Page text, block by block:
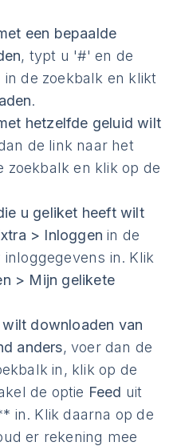
een bepaalde
, typt u '#' en de
de zoekbalk en klikt
.
hetzelfde geluid wilt
de link naar het
zoekbalk en klik op de
u geliket heeft wilt
> Inloggen in de
in. Klik
> Mijn gelikete
downloaden van
anders, voer dan de
in, klik op de
de optie Feed uit
in. Klik daarna op de
er rekening mee